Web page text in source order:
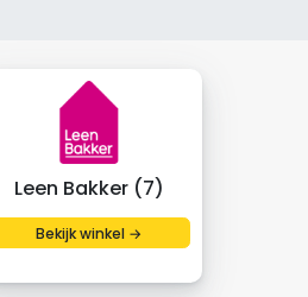
Leen Bakker (7)
Bekijk winkel →